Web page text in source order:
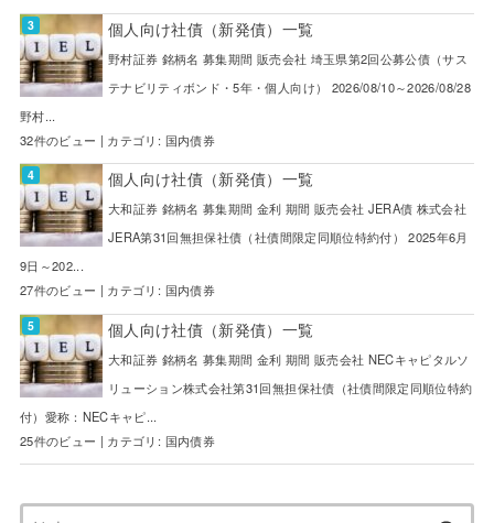
個人向け社債（新発債）一覧
野村証券 銘柄名 募集期間 販売会社 埼玉県第2回公募公債（サス
テナビリティボンド・5年・個人向け） 2026/08/10～2026/08/28
野村...
32件のビュー | カテゴリ: 国内債券
個人向け社債（新発債）一覧
大和証券 銘柄名 募集期間 金利 期間 販売会社 JERA債 株式会社
JERA第31回無担保社債（社債間限定同順位特約付） 2025年6月
9日～202...
27件のビュー | カテゴリ: 国内債券
個人向け社債（新発債）一覧
大和証券 銘柄名 募集期間 金利 期間 販売会社 NECキャピタルソ
リューション株式会社第31回無担保社債（社債間限定同順位特約
付）愛称：NECキャピ...
25件のビュー | カテゴリ: 国内債券